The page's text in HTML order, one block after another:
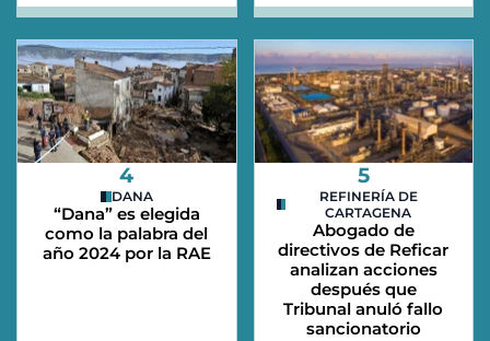
4
DANA
“Dana” es elegida
como la palabra del
año 2024 por la RAE
5
REFINERÍA DE
CARTAGENA
Abogado de
directivos de Reficar
analizan acciones
después que
Tribunal anuló fallo
sancionatorio